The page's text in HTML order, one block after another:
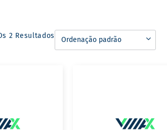
2 Resultados